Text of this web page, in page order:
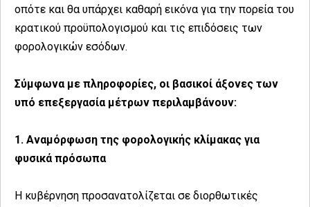
οπότε και θα υπάρχει καθαρή εικόνα για την πορεία του
κρατικού προϋπολογισμού και τις επιδόσεις των
φορολογικών εσόδων.
Σύμφωνα με πληροφορίες, οι βασικοί άξονες των
υπό επεξεργασία μέτρων περιλαμβάνουν:
1. Αναμόρφωση της φορολογικής κλίμακας για
φυσικά πρόσωπα
Η κυβέρνηση προσανατολίζεται σε διορθωτικές